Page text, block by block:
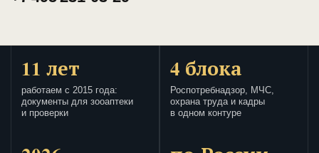
11 лет
работаем с 2015 года:
документы для зооаптеки
и проверки
4 блока
Роспотребнадзор, МЧС,
охрана труда и кадры
в одном контуре